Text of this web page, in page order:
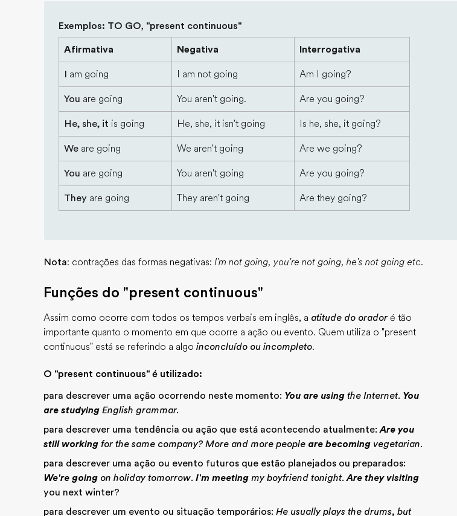
Exemplos: TO GO, "present continuous"
Afirmativa Negativa Interrogativa
I am going I am not going Am I going?
You are going You aren't going. Are you going?
He, she, it is going He, she, it isn't going Is he, she, it going?
We are going We aren't going Are we going?
You are going You aren't going Are you going?
They are going They aren't going Are they going?
Nota: contrações das formas negativas: I'm not going, you're not going, he's not going etc.
Funções do "present continuous"
Assim como ocorre com todos os tempos verbais em inglês, a atitude do orador é tão
importante quanto o momento em que ocorre a ação ou evento. Quem utiliza o "present
continuous" está se referindo a algo inconcluído ou incompleto.
O "present continuous" é utilizado:
para descrever uma ação ocorrendo neste momento: You are using the Internet. You
are studying English grammar.
para descrever uma tendência ou ação que está acontecendo atualmente:Are you
still working for the same company? More and more people are becoming vegetarian.
para descrever uma ação ou evento futuros que estão planejados ou preparados:
We're going on holiday tomorrow. I'm meeting my boyfriend tonight.Are they visiting
you next winter?
para descrever um evento ou situação temporários: He usually plays the drums, but